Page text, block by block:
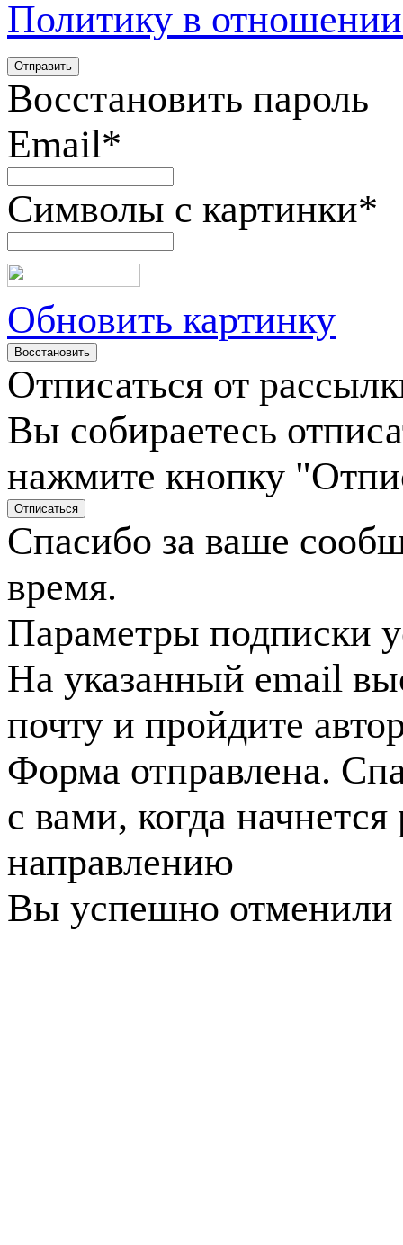
Политику в
Восстановить пароль
Email*
Символы с картинки*
Обновить картинку
Отписаться от
Вы собираетесь
нажмите кнопку
Спасибо за ваше
время.
Параметры подписки
На указанный email
почту и пройдите
Форма отправлена.
с вами, когда
направлению
Вы успешно отменили